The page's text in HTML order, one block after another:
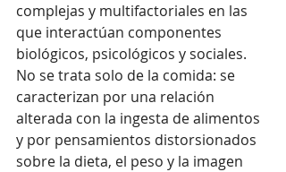
complejas y multifactoriales en las
que interactúan componentes
biológicos, psicológicos y sociales.
No se trata solo de la comida: se
caracterizan por una relación
alterada con la ingesta de alimentos
y por pensamientos distorsionados
sobre la dieta, el peso y la imagen